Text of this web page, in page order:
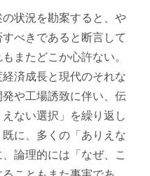
状況を勘案すると、や
べきであると断言して
またどこか心許ない。
済成長と現代のそれな
や工場誘致に伴い、伝
ない選択」を繰り返し
に、多くの「ありえな
論理的には「なぜ、こ